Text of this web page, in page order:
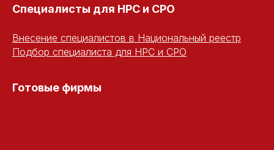
Специалисты для НРС и СРО
Внесение специалистов в Национальный реестр
Подбор специалиста для НРС и СРО
Готовые фирмы